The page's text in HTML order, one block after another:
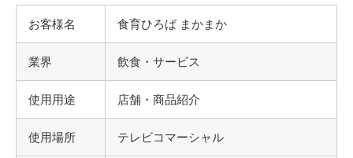
お客様名 食育ひろば まかまか
業界 飲食・サービス
使用用途 店舗・商品紹介
使用場所 テレビコマーシャル